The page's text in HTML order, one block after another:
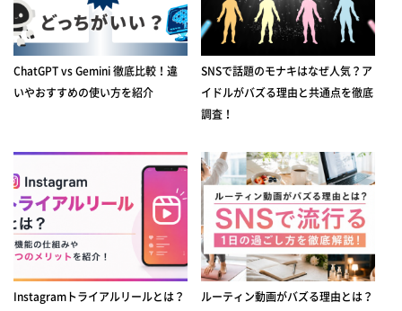
ChatGPT vs Gemini 徹底比較！違
いやおすすめの使い方を紹介
SNSで話題のモナキはなぜ人気？ア
イドルがバズる理由と共通点を徹底
調査！
Instagramトライアルリールとは？
ルーティン動画がバズる理由とは？